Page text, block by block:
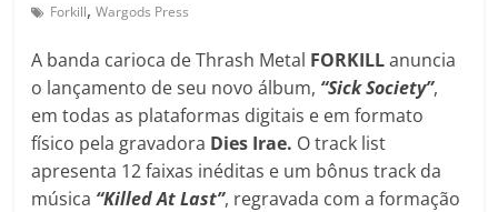
Forkill,Wargods Press
A banda carioca de Thrash Metal FORKILLanuncia
o lançamento de seu novo álbum, “Sick Society”,
em todas as plataformas digitais e em formato
físico pela gravadora Dies Irae. O track list
apresenta 12 faixas inéditas e um bônus track da
música “Killed At Last”, regravada com a formação